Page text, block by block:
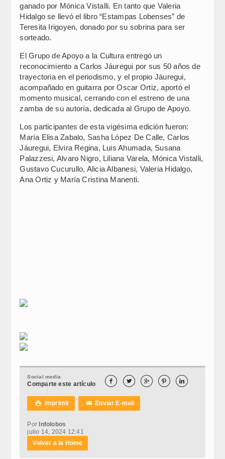
ganado por Mónica Vistalli. En tanto que Valeria
Hidalgo se llevó el libro “Estampas Lobenses” de
Teresita Irigoyen, donado por su sobrina para ser
sorteado.
El Grupo de Apoyo a la Cultura entregó un
reconocimiento a Carlos Jáuregui por sus 50 años de
trayectoria en el periodismo, y el propio Jáuregui,
acompañado en guitarra por Oscar Ortiz, aportó el
momento musical, cerrando con el estreno de una
zamba de su autoría, dedicada al Grupo de Apoyo.
Los participantes de esta vigésima edición fueron:
María Elisa Zabalo, Sasha López De Calle, Carlos
Jáuregui, Elvira Regina, Luis Ahumada, Susana
Palazzesi, Alvaro Nigro, Liliana Varela, Mónica Vistalli,
Gustavo Cucurullo, Alicia Albanesi, Valeria Hidalgo,
Ana Ortiz y María Cristina Manenti.
Social media
Comparte este artículo     
 Imprimir ✉Enviar E-mail
Por Infolobos
julio 14, 2024 12:41
Volver a la Home